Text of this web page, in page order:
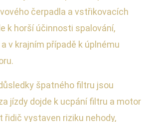
čerpadla a vstřikovacích
k horší účinnosti spalování,
v krajním případě k úplnému
špatného filtru jsou
jízdy dojde k ucpání filtru a motor
řidič vystaven riziku nehody,